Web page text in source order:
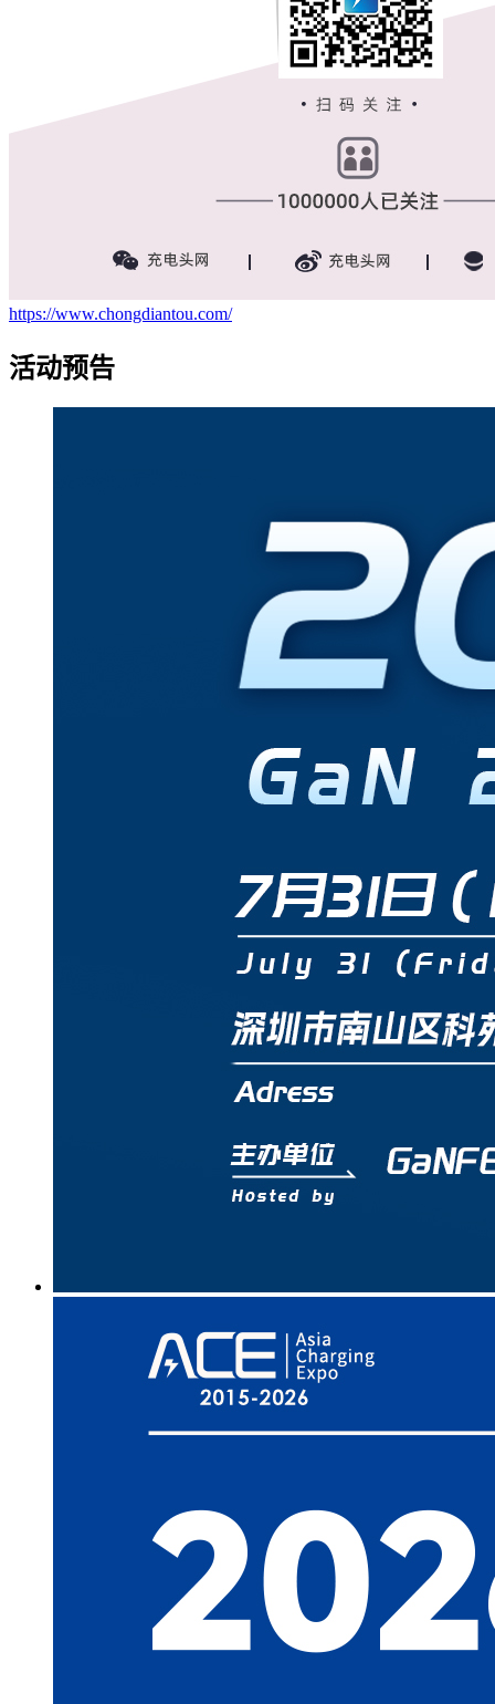
https://www.chongdiantou.com/
活动预告